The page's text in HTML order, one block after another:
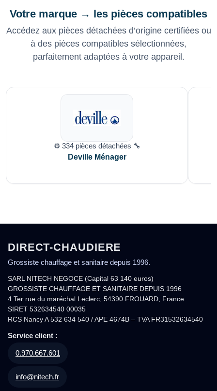
Votre marque → les pièces compatibles
Accédez aux pièces détachées d’origine certifiées ou
à des pièces compatibles sélectionnées,
parfaitement adaptées à votre appareil.
⚙️ 334 pièces détachées 🔧
Deville Ménager
DIRECT-CHAUDIERE
Grossiste chauffage et sanitaire depuis 1996.
SARL NITECH NEGOCE (Capital 63 140 euros)
GROSSISTE CHAUFFAGE ET SANITAIRE DEPUIS 1996
4 Ter rue du maréchal Leclerc, 54390 FROUARD, France
SIRET 532634540 00035
RCS Nancy A 532 634 540 / APE 4674B – TVA FR31532634540
Service client :
0.970.667.601
info@nitech.fr